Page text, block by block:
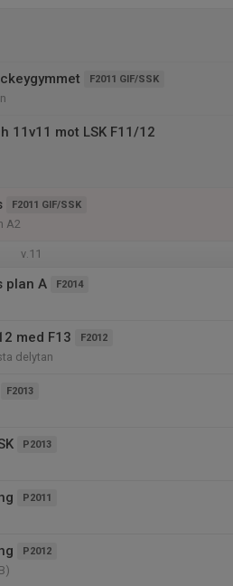
F2011 GIF/SSK
11v11 mot LSK F11/12
F2011 GIF/SSK
A2
v.11
plan A F2014
med F13 F2012
delytan
F2013
P2013
P2011
P2012